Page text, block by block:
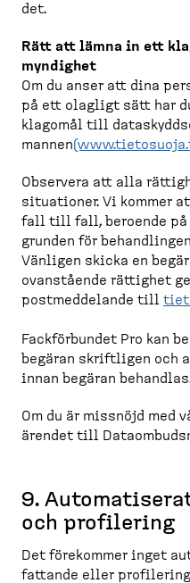
det.
Rätt att lämna in ett
myndighet
Om du anser att dina
på ett olagligt sätt har
klagomål till
mannen
Observera att alla
situationer. Vi kommer
fall till fall, beroende
grunden för
Vänligen skicka en
ovanstående rättighet
postmed­delande till
Fackför­bundet Pro kan
begäran skriftligen och
innan begäran
Om du är missnöjd med
ärendet till
9.
och profilering
Det förekommer inget
fattande eller